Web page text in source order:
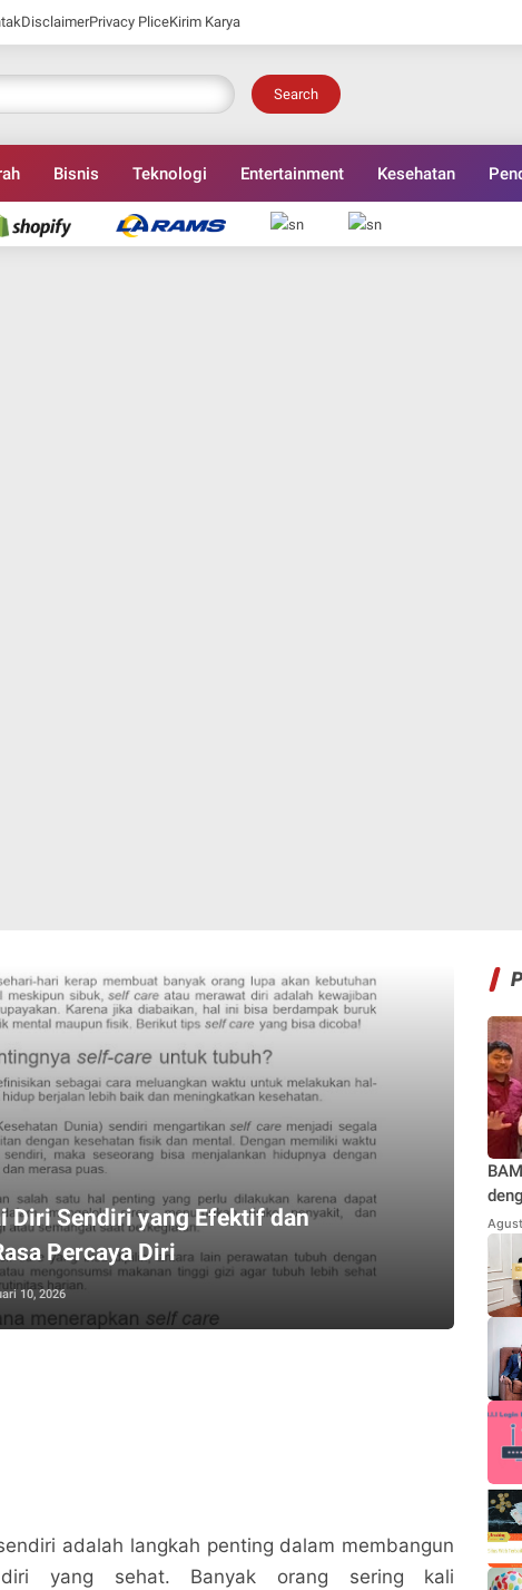
DisclaimerPrivacy PliceKirim Karya
Search
Bisnis Teknologi Entertainment Kesehatan
Diri Sendiri yang Efektif dan
Percaya Diri
10, 2026
adalah langkah penting dalam membangun
yang sehat. Banyak orang sering kali